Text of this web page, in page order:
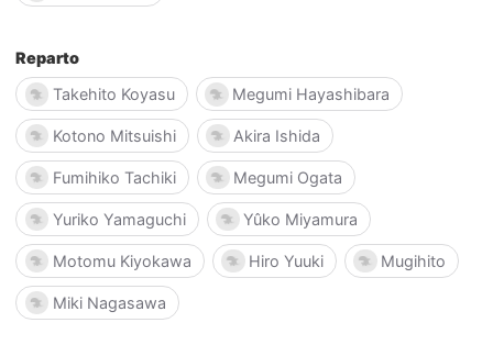
Reparto
Takehito Koyasu
Megumi Hayashibara
Kotono Mitsuishi Akira Ishida
Fumihiko Tachiki Megumi Ogata
Yuriko Yamaguchi Yûko Miyamura
Motomu Kiyokawa Hiro Yuuki Mugihito
Miki Nagasawa